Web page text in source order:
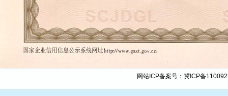
网站ICP备案号： 冀ICP备